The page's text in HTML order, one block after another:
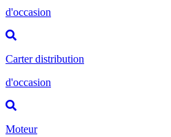
d'occasion
Carter distribution
d'occasion
Moteur